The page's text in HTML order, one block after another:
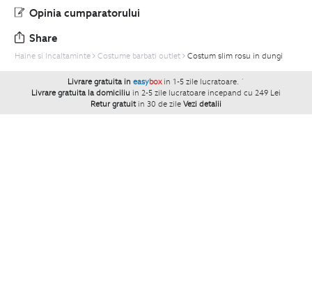
Opinia cumparatorului
Share
Haine si Incaltaminte Costume barbati outlet Costum slim rosu in dungi
Livrare gratuita in easybox in 1-5 zile lucratoare. `
Livrare gratuita la domiciliu in 2-5 zile lucratoare incepand cu 249 Lei
Retur gratuit in 30 de zile Vezi detalii